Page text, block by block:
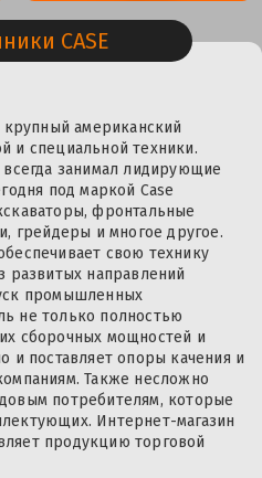
CASE
американский
и специальной техники.
занимал лидирующие
под маркой Case
фронтальные
грейдеры и многое другое.
свою технику
развитых направлений
промышленных
не только полностью
сборочных мощностей и
и поставляет опоры качения и
Также несложно
потребителям, которые
Интернет-магазин
продукцию торговой